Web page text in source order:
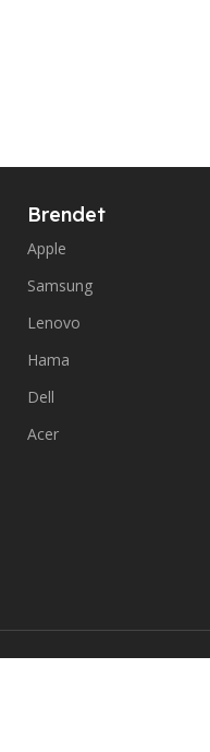
Brendet
Apple
Samsung
Lenovo
Hama
Dell
Acer